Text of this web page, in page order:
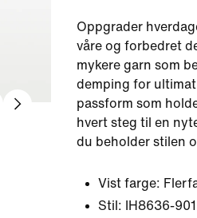
Oppgrader
våre og forbedret
mykere garn som
demping for
passform som
hvert steg til en
du beholder stilen
Vist farge:
Stil:
IH8636-901